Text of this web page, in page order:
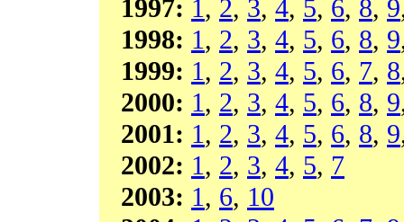
1997: 1, 2, 3, 4, 5, 6, 8, 9
1998: 1, 2, 3, 4, 5, 6, 8, 9
1999: 1, 2, 3, 4, 5, 6, 7, 8
2000: 1, 2, 3, 4, 5, 6, 8, 9
2001: 1, 2, 3, 4, 5, 6, 8, 9
2002: 1, 2, 3, 4, 5, 7
2003: 1, 6, 10